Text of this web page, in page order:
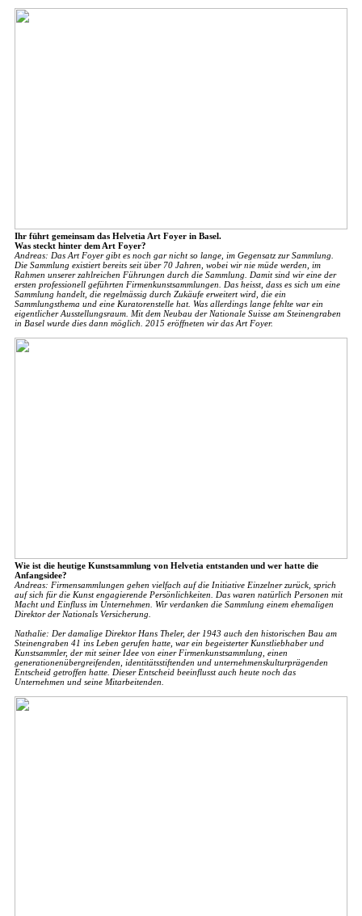
Ihr führt gemeinsam das Helvetia Art Foyer in Basel.
Was steckt hinter dem Art Foyer?
Andreas: Das Art Foyer gibt es noch gar nicht so lange, im Gegensatz zur Sammlung.
Die Sammlung existiert bereits seit über 70 Jahren, wobei wir nie müde werden, im
Rahmen unserer zahlreichen Führungen durch die Sammlung. Damit sind wir eine der
ersten professionell geführten Firmenkunstsammlungen. Das heisst, dass es sich um eine
Sammlung handelt, die regelmässig durch Zukäufe erweitert wird, die ein
Sammlungsthema und eine Kuratorenstelle hat. Was allerdings lange fehlte war ein
eigentlicher Ausstellungsraum. Mit dem Neubau der Nationale Suisse am Steinengraben
in Basel wurde dies dann möglich. 2015 eröffneten wir das Art Foyer.
Wie ist die heutige Kunstsammlung von Helvetia entstanden und wer hatte die
Anfangsidee?
Andreas: Firmensammlungen gehen vielfach auf die Initiative Einzelner zurück, sprich
auf sich für die Kunst engagierende Persönlichkeiten. Das waren natürlich Personen mit
Macht und Einfluss im Unternehmen. Wir verdanken die Sammlung einem ehemaligen
Direktor der Nationals Versicherung.
Nathalie: Der damalige Direktor Hans Theler, der 1943 auch den historischen Bau am
Steinengraben 41 ins Leben gerufen hatte, war ein begeisterter Kunstliebhaber und
Kunstsammler, der mit seiner Idee von einer Firmenkunstsammlung, einen
generationenübergreifenden, identitätsstiftenden und unternehmenskulturprägenden
Entscheid getroffen hatte. Dieser Entscheid beeinflusst auch heute noch das
Unternehmen und seine Mitarbeitenden.